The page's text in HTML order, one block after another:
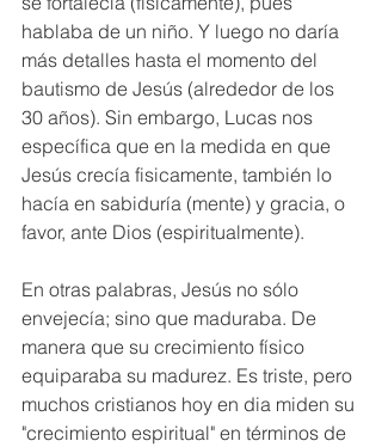
hablaba de un niño. Y luego no daría
más detalles hasta el momento del
bautismo de Jesús (alrededor de los
30 años). Sin embargo, Lucas nos
específica que en la medida en que
Jesús crecía fisicamente, también lo
hacía en sabiduría (mente) y gracia, o
favor, ante Dios (espiritualmente).
En otras palabras, Jesús no sólo
envejecía; sino que maduraba. De
manera que su crecimiento físico
equiparaba su madurez. Es triste, pero
muchos cristianos hoy en dia miden su
"crecimiento espiritual" en términos de